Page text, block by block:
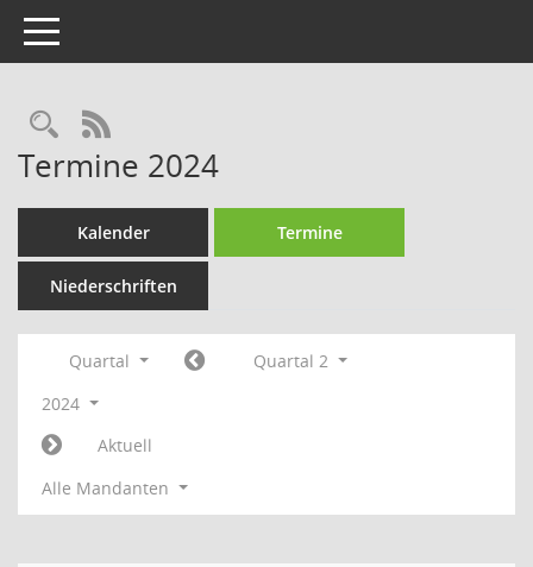
Toggle navigation
Rechercheauswahl
RSS-Feed
Termine 2024
Kalender Termine
Niederschriften
Quartal
Quartal 2
2024
Aktuell
Alle Mandanten